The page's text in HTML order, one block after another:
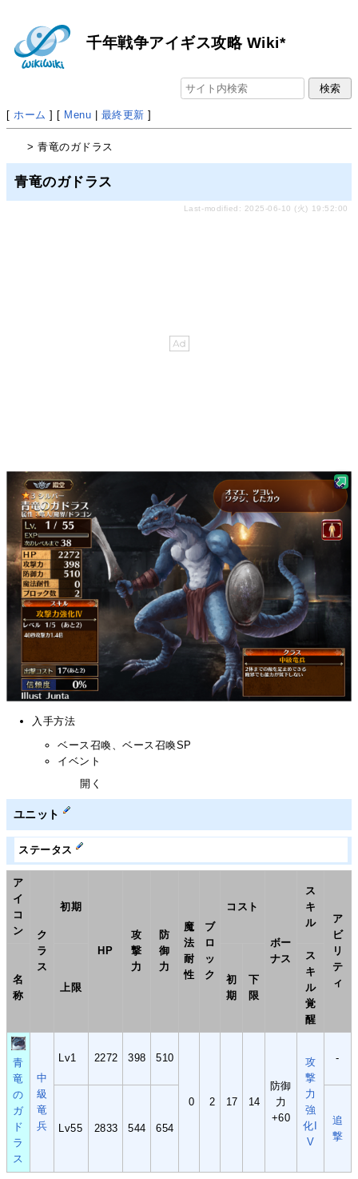
千年戦争アイギス攻略 Wiki*
[ ホーム ] [ Menu | 最終更新 ]
> 青竜のガドラス
青竜のガドラス
Last-modified: 2025-06-10 (火) 19:52:00
入手方法
ベース召喚、ベース召喚SP
イベント
開く
ユニット
ステータス
ア
イ
コ
ン
ク
ラ
ス
初期
HP
攻
撃
力
防
御
力
魔
法
耐
性
ブ
ロ
ッ
ク
コスト
ボー
ナス
ス
キ
ル
ア
ビ
リ
テ
ィ
名
称
上限
初
期
下
限
ス
キ
ル
覚
醒
青
竜
の
ガ
ド
ラ
ス
中
級
竜
兵
Lv1 2272 398 510
0 2 17 14
防御
力
+60
攻
撃
力
強
化I
V
-
Lv55 2833 544 654
追
撃